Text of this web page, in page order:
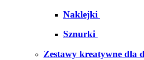
Naklejki
Sznurki
Zestawy kreatywne dla